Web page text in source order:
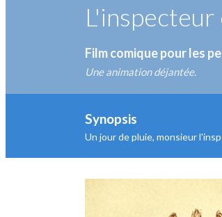
Film comique pour les
Une animation déjantée.
Synopsis
Un jour de pluie, monsieur